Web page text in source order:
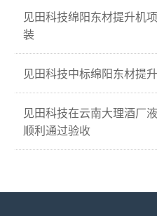
见田科技绵阳东材提升机
装
见田科技中标绵阳东材提
见田科技在云南大理酒厂
顺利通过验收